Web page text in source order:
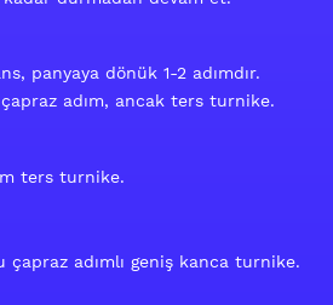
panyaya dönük 1-2 adımdır.
adım, ancak ters turnike.
ters turnike.
çapraz adımlı geniş kanca turnike.